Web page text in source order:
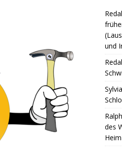
und
Sylvia
des